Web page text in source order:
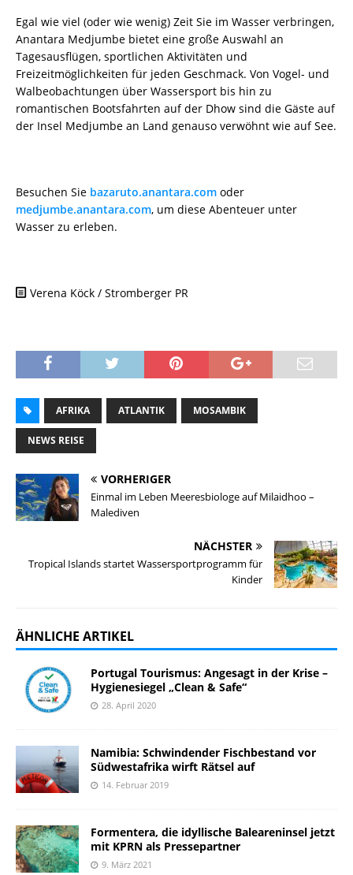
Egal wie viel (oder wie wenig) Zeit Sie im Wasser verbringen,
Anantara Medjumbe bietet eine große Auswahl an
Tagesausflügen, sportlichen Aktivitäten und
Freizeitmöglichkeiten für jeden Geschmack. Von Vogel- und
Walbeobachtungen über Wassersport bis hin zu
romantischen Bootsfahrten auf der Dhow sind die Gäste auf
der Insel Medjumbe an Land genauso verwöhnt wie auf See.
Besuchen Sie bazaruto.anantara.com oder
medjumbe.anantara.com, um diese Abenteuer unter
Wasser zu erleben.
Verena Köck / Stromberger PR
AFRIKA ATLANTIK MOSAMBIK
NEWS REISE
VORHERIGER
Einmal im Leben Meeresbiologe auf Milaidhoo –
Malediven
NÄCHSTER
Tropical Islands startet Wassersportprogramm für
Kinder
ÄHNLICHE ARTIKEL
Portugal Tourismus: Angesagt in der Krise –
Hygienesiegel „Clean & Safe“
28. April 2020
Namibia: Schwindender Fischbestand vor
Südwestafrika wirft Rätsel auf
14. Februar 2019
Formentera, die idyllische Baleareninsel jetzt
mit KPRN als Pressepartner
9. März 2021